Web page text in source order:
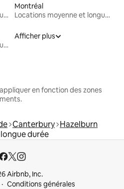
Locations moyenne et longue durée
Montréal
Locations moyenne et longue durée
Locations moyenne et longue durée
Afficher plus
en fonction des zones
Canterbury Hazelburn
durée
Airbnb, Inc.
Conditions générales